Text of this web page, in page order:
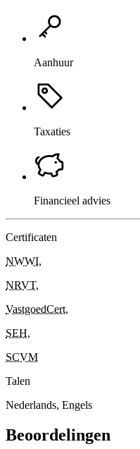
Aanhuur
Taxaties
Financieel advies
Certificaten
NWWI,
NRVT,
VastgoedCert,
SEH,
SCVM
Talen
Nederlands, Engels
Beoordelingen